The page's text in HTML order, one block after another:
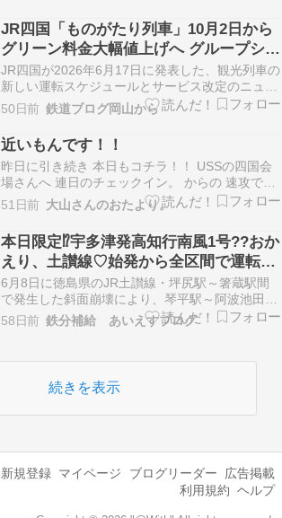
JR四国「ものがたり列車」10月2日から
グリーン料金大幅値上げへ グループシー
ト新設と2026年度下半期運転日を発表
JR四国が2026年6月17日に発表した、観光列車の
新しい運転スケジュールとサービス改定のニュー
スは、乗り鉄・旅鉄ファンの間で大きな話題とな
っています。特に人気の「ものがたり列車」3編
成――伊予灘ものがたり／四国まんなか千年もの
がたり／志国土佐 時代の夜明けのものがたり に
関して…
50日前 鉄道ブログ岡山から
近いもんです！！
昨日に引き続き 本日もコチラ！！ USSの四国会
場さんへ 連日のチェックイン。 からの 速攻で週
末の済ませ ヤード内を 隅々まで散策する下見祭
りも しっかり楽しんで トンボ帰りの 片道二時間
ちょっとなんて 近いもんです！！ お楽しみの週
末に向けて フットワークも軽く バリバリの…
51日前 大山さんのおたより。
本日限定⁉宇多津発高知行南風1号??おか
えり、土讃線♡始発から全区間で運転再
開！
6月8日に徳島県のJR土讃線・坪尻駅～箸蔵駅間
で発生した斜面崩壊により、琴平駅～阿波池田駅
間で特急列車と一部普通列車の運休が続いていま
した。JR四国は、復旧作業の進展を受けて6月11
ると発表しまし… The post 本日限定⁉宇多津発…
58日前 鉄分補給 あいえすブログ
続きを表示
新規登録 マイページ ブログリーダー
広告掲載
利用規約 ヘルプ